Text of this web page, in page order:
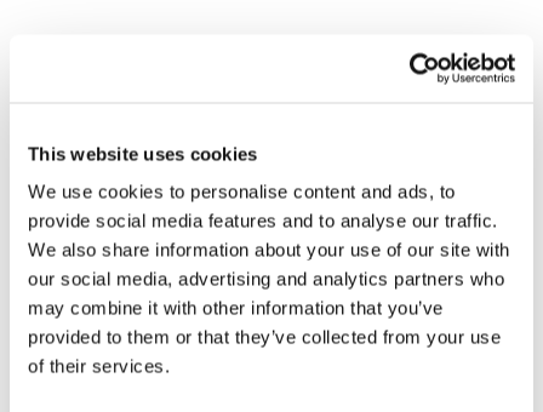
This website uses cookies
We use cookies to personalise content and ads, to
provide social media features and to analyse our traffic.
We also share information about your use of our site with
our social media, advertising and analytics partners who
may combine it with other information that you’ve
provided to them or that they’ve collected from your use
of their services.